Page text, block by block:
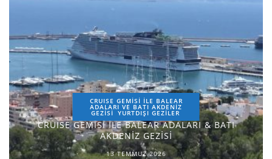
CRUISE GEMİSİ İLE BALEAR
ADALARI VE BATI AKDENİZ
GEZİSİ YURTDIŞI GEZILER
CRUISE GEMİSİ İLE BALEAR ADALARI & BATI
AKDENİZ GEZİSİ
13 TEMMUZ 2026